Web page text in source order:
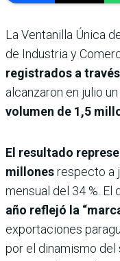
La Ventanilla Única
de Industria y
registrados a
alcanzaron en julio
volumen de 1,5
El resultado
millonesrespecto a
mensual del 34 %. El
año reflejó la
exportaciones
por el dinamismo